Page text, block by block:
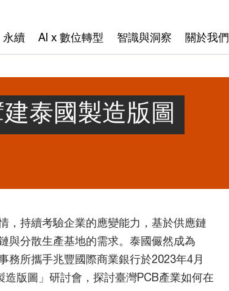
永續 AI x 數位轉型 智識與洞察 關於我們
泰國製造版圖
，持續考驗企業的應變能力，基於供應鏈
與分散生產基地的需求。泰國儼然成為
務所攜手兆豐國際商業銀行於2023年4月
版圖」研討會，探討臺灣PCB產業如何在